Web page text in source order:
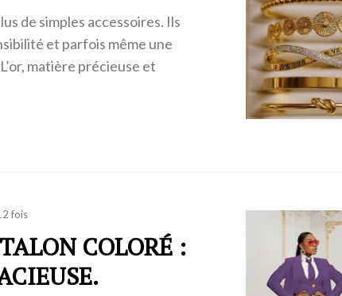
de simples accessoires. Ils
et parfois même une
matière précieuse et
fois
COLORÉ :